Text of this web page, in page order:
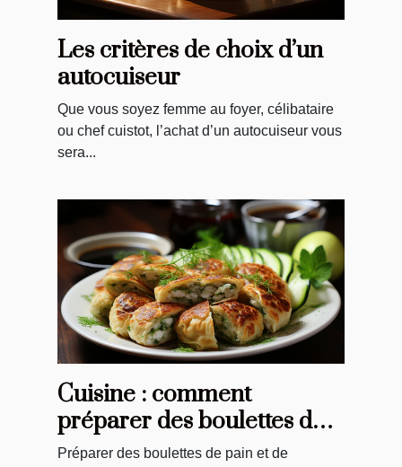
Les critères de choix d’un
autocuiseur
Que vous soyez femme au foyer, célibataire
ou chef cuistot, l’achat d’un autocuiseur vous
sera...
Cuisine : comment
préparer des boulettes de
pain et courgettes ?
Préparer des boulettes de pain et de